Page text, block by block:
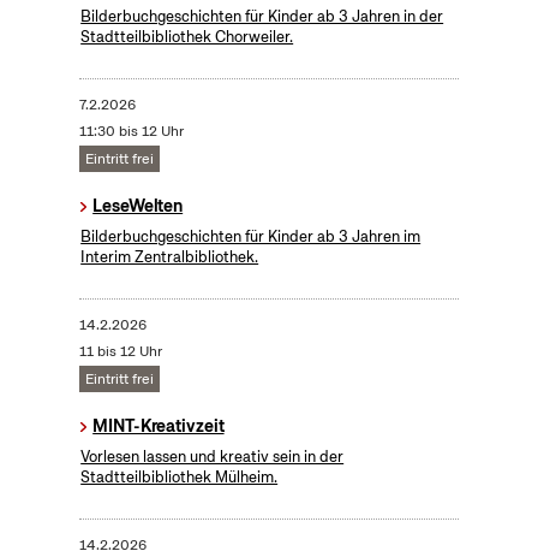
Bilderbuchgeschichten für Kinder ab 3 Jahren in der
Stadtteilbibliothek Chorweiler.
7.2.2026
11:30 bis 12 Uhr
Eintritt frei
LeseWelten
Bilderbuchgeschichten für Kinder ab 3 Jahren im
Interim Zentralbibliothek.
14.2.2026
11 bis 12 Uhr
Eintritt frei
MINT-Kreativzeit
Vorlesen lassen und kreativ sein in der
Stadtteilbibliothek Mülheim.
14.2.2026